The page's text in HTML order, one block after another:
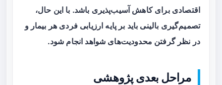
اقتصادی برای کاهش آسیب‌پذیری باشد. با این حال،
تصمیم‌گیری بالینی باید بر پایه ارزیابی فردی هر بیمار و
در نظر گرفتن محدودیت‌های شواهد انجام شود.
مراحل بعدی پژوهشی